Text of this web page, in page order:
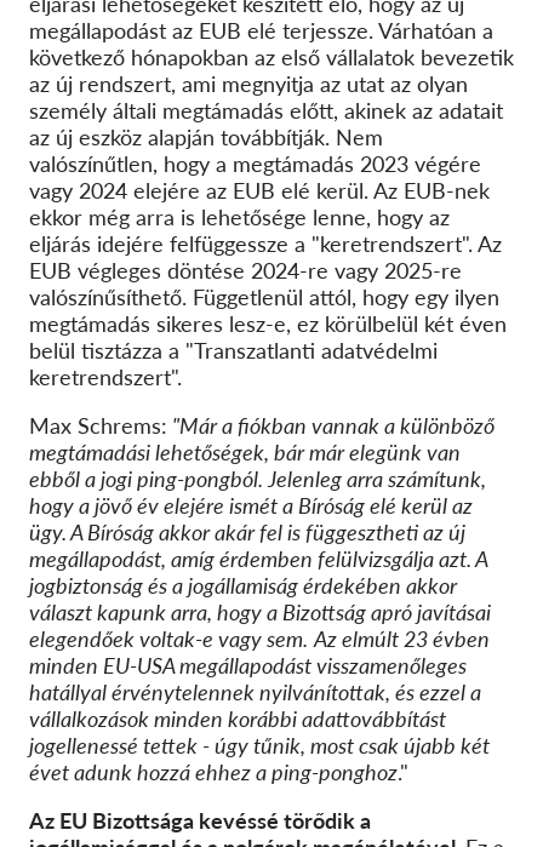
megállapodást az EUB elé terjessze. Várhatóan a
következő hónapokban az első vállalatok bevezetik
az új rendszert, ami megnyitja az utat az olyan
személy általi megtámadás előtt, akinek az adatait
az új eszköz alapján továbbítják. Nem
valószínűtlen, hogy a megtámadás 2023 végére
vagy 2024 elejére az EUB elé kerül. Az EUB-nek
ekkor még arra is lehetősége lenne, hogy az
eljárás idejére felfüggessze a "keretrendszert". Az
EUB végleges döntése 2024-re vagy 2025-re
valószínűsíthető. Függetlenül attól, hogy egy ilyen
megtámadás sikeres lesz-e, ez körülbelül két éven
belül tisztázza a "Transzatlanti adatvédelmi
keretrendszert".
Max Schrems: "Már a fiókban vannak a különböző
megtámadási lehetőségek, bár már elegünk van
ebből a jogi ping-pongból. Jelenleg arra számítunk,
hogy a jövő év elejére ismét a Bíróság elé kerül az
ügy. A Bíróság akkor akár fel is függesztheti az új
megállapodást, amíg érdemben felülvizsgálja azt. A
jogbiztonság és a jogállamiság érdekében akkor
választ kapunk arra, hogy a Bizottság apró javításai
elegendőek voltak-e vagy sem. Az elmúlt 23 évben
minden EU-USA megállapodást visszamenőleges
hatállyal érvénytelennek nyilvánítottak, és ezzel a
vállalkozások minden korábbi adattovábbítást
jogellenessé tettek - úgy tűnik, most csak újabb két
évet adunk hozzá ehhez a ping-ponghoz."
Az EU Bizottsága kevéssé törődik a